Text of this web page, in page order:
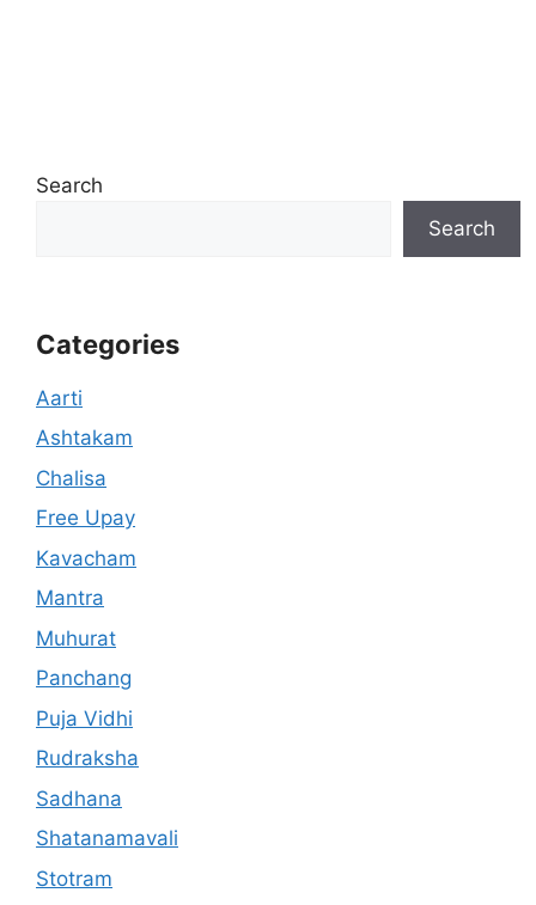
Search
Search
Categories
Aarti
Ashtakam
Chalisa
Free Upay
Kavacham
Mantra
Muhurat
Panchang
Puja Vidhi
Rudraksha
Sadhana
Shatanamavali
Stotram